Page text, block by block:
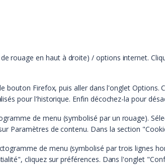
rouage en haut à droite) / options internet.
bouton Firefox, puis aller dans l'onglet Options.
pour l'historique. Enfin décochez-la pour
de menu (symbolisé par un rouage).
Paramètres de contenu. Dans la section
de menu (symbolisé par trois lignes
cliquez sur préférences. Dans l'onglet